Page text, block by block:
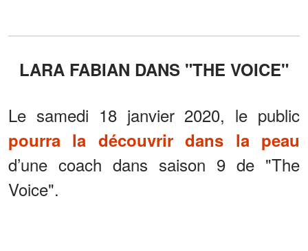
LARA FABIAN DANS "THE VOICE"
Le samedi 18 janvier 2020, le public
pourra la découvrir dans la peau
d’une coach dans saison 9 de "The
Voice".